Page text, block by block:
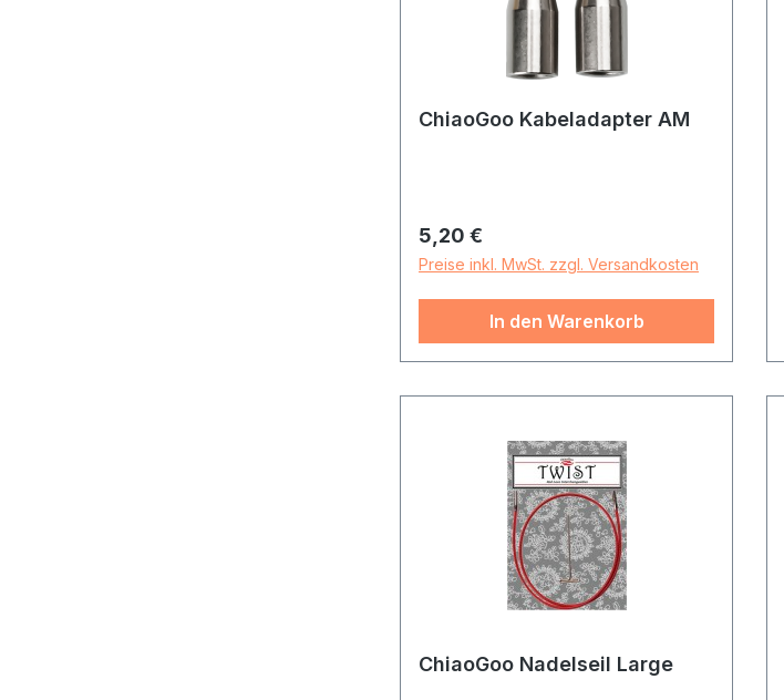
ChiaoGoo Kabeladapter AM
Regulärer Preis:
5,20 €
Preise inkl. MwSt. zzgl. Versandkosten
In den Warenkorb
ChiaoGoo Nadelseil Large